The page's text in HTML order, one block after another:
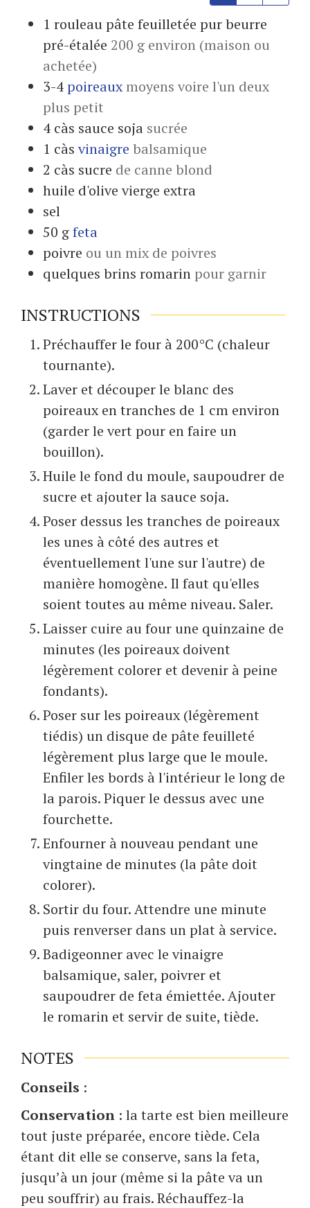
1 rouleaupâte feuilletée pur beurre
pré-étalée 200 g environ (maison ou
achetée)
3-4poireauxmoyens voire l'un deux
plus petit
4 càs sauce soja sucrée
1 càs vinaigre balsamique
2 càs sucre de canne blond
huile d'olive vierge extra
sel
50 gfeta
poivre ou un mix de poivres
quelques brins romarin pour garnir
INSTRUCTIONS
Préchauffer le four à 200°C (chaleur
tournante).
Laver et découper le blanc des
poireaux en tranches de 1 cm environ
(garder le vert pour en faire un
bouillon).
Huile le fond du moule, saupoudrer de
sucre et ajouter la sauce soja.
Poser dessus les tranches de poireaux
les unes à côté des autres et
éventuellement l'une sur l'autre) de
manière homogène. Il faut qu'elles
soient toutes au même niveau. Saler.
Laisser cuire au four une quinzaine de
minutes (les poireaux doivent
légèrement colorer et devenir à peine
fondants).
Poser sur les poireaux (légèrement
tiédis) un disque de pâte feuilleté
légèrement plus large que le moule.
Enfiler les bords à l'intérieur le long de
la parois. Piquer le dessus avec une
fourchette.
Enfourner à nouveau pendant une
vingtaine de minutes (la pâte doit
colorer).
Sortir du four. Attendre une minute
puis renverser dans un plat à service.
Badigeonner avec le vinaigre
balsamique, saler, poivrer et
saupoudrer de feta émiettée. Ajouter
le romarin et servir de suite, tiède.
NOTES
Conseils :
Conservation : la tarte est bien meilleure
tout juste préparée, encore tiède. Cela
étant dit elle se conserve, sans la feta,
jusqu’à un jour (même si la pâte va un
peu souffrir) au frais. Réchauffez-la